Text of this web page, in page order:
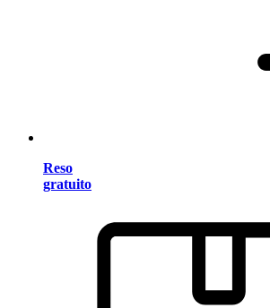
Reso
gratuito